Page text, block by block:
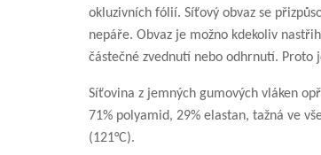
okluzivních fólií. Síťový obvaz se
nepáře. Obvaz je možno kdekoliv
částečné zvednutí nebo odhrnutí. Proto
Síťovina z jemných gumových vláken
71% polyamid, 29% elastan, tažná ve
(121°C).